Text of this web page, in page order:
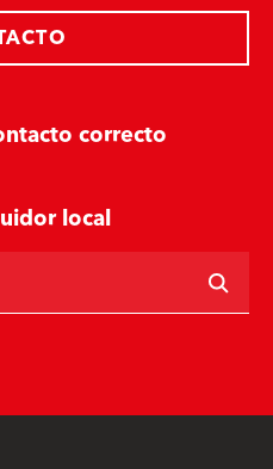
correcto
local